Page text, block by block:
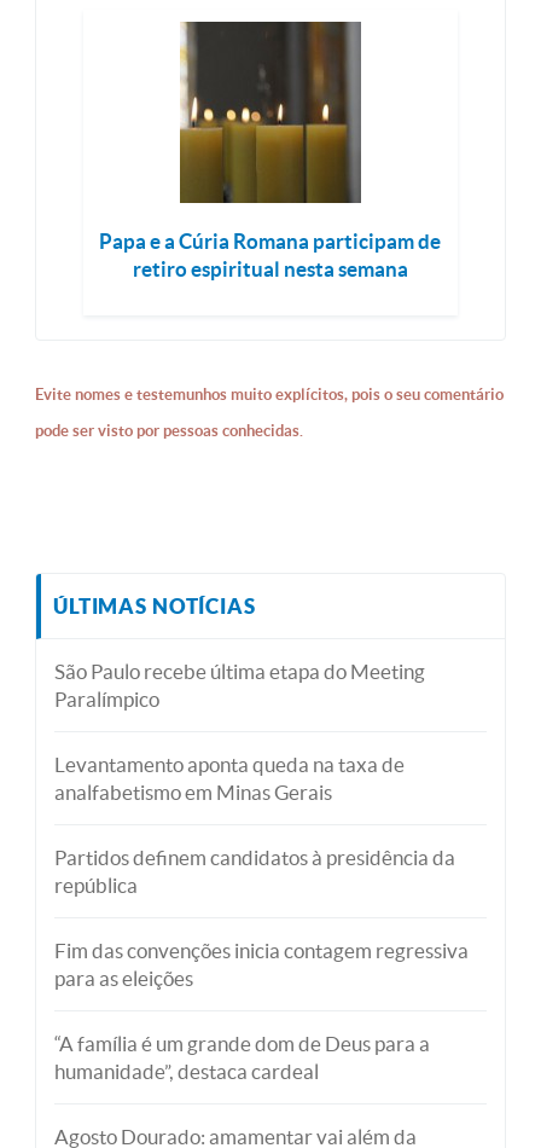
Papa e a Cúria Romana participam de
retiro espiritual nesta semana
Evite nomes e testemunhos muito explícitos, pois o seu comentário
pode ser visto por pessoas conhecidas.
ÚLTIMAS NOTÍCIAS
São Paulo recebe última etapa do Meeting
Paralímpico
Levantamento aponta queda na taxa de
analfabetismo em Minas Gerais
Partidos definem candidatos à presidência da
república
Fim das convenções inicia contagem regressiva
para as eleições
“A família é um grande dom de Deus para a
humanidade”, destaca cardeal
Agosto Dourado: amamentar vai além da